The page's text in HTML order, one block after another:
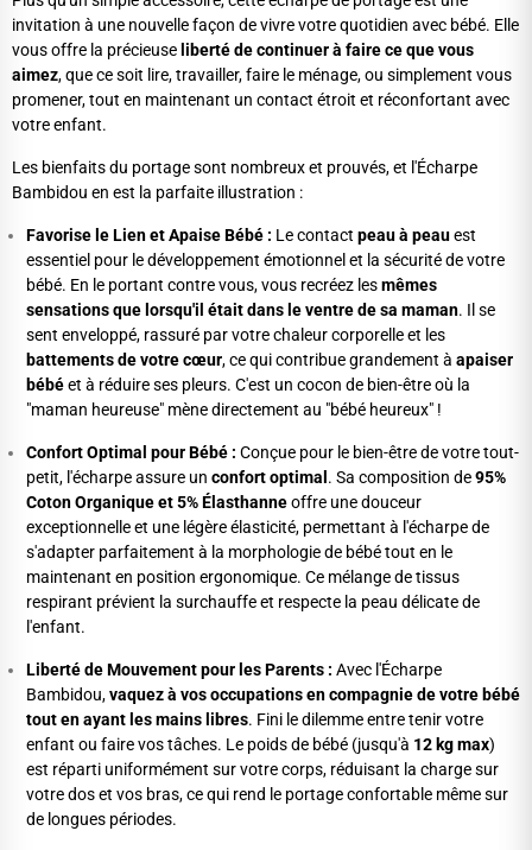
invitation à une nouvelle façon de vivre votre quotidien avec bébé. Elle
vous offre la précieuse liberté de continuer à faire ce que vous
aimez, que ce soit lire, travailler, faire le ménage, ou simplement vous
promener, tout en maintenant un contact étroit et réconfortant avec
votre enfant.
Les bienfaits du portage sont nombreux et prouvés, et l'Écharpe
Bambidou en est la parfaite illustration :
Favorise le Lien et Apaise Bébé : Le contact peau à peauest
essentiel pour le développement émotionnel et la sécurité de votre
bébé. En le portant contre vous, vous recréez lesmêmes
sensations que lorsqu'il était dans le ventre de sa maman. Il se
sent enveloppé, rassuré par votre chaleur corporelle et les
battements de votre cœur, ce qui contribue grandement à apaiser
bébéet à réduire ses pleurs. C'est un cocon de bien-être où la
"maman heureuse" mène directement au "bébé heureux" !
Confort Optimal pour Bébé : Conçue pour le bien-être de votre tout-
petit, l'écharpe assure un confort optimal . Sa composition de95%
Coton Organique et 5% Élasthanneoffre une douceur
exceptionnelle et une légère élasticité, permettant à l'écharpe de
s'adapter parfaitement à la morphologie de bébé tout en le
maintenant en position ergonomique. Ce mélange de tissus
respirant prévient la surchauffe et respecte la peau délicate de
l'enfant.
Liberté de Mouvement pour les Parents : Avec l'Écharpe
Bambidou,vaquez à vos occupations en compagnie de votre bébé
tout en ayant les mains libres. Fini le dilemme entre tenir votre
enfant ou faire vos tâches. Le poids de bébé (jusqu'à 12 kg max)
est réparti uniformément sur votre corps, réduisant la charge sur
votre dos et vos bras, ce qui rend le portage confortable même sur
de longues périodes.